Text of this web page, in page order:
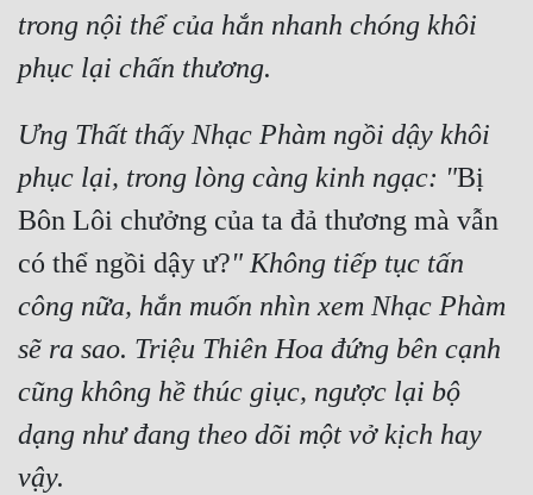
trong nội thể của hắn nhanh chóng khôi
phục lại chấn thương.
Ưng Thất thấy Nhạc Phàm ngồi dậy khôi
phục lại, trong lòng càng kinh ngạc: "Bị
Bôn Lôi chưởng của ta đả thương mà vẫn
có thể ngồi dậy ư?" Không tiếp tục tấn
công nữa, hắn muốn nhìn xem Nhạc Phàm
sẽ ra sao. Triệu Thiên Hoa đứng bên cạnh
cũng không hề thúc giục, ngược lại bộ
dạng như đang theo dõi một vở kịch hay
vậy.